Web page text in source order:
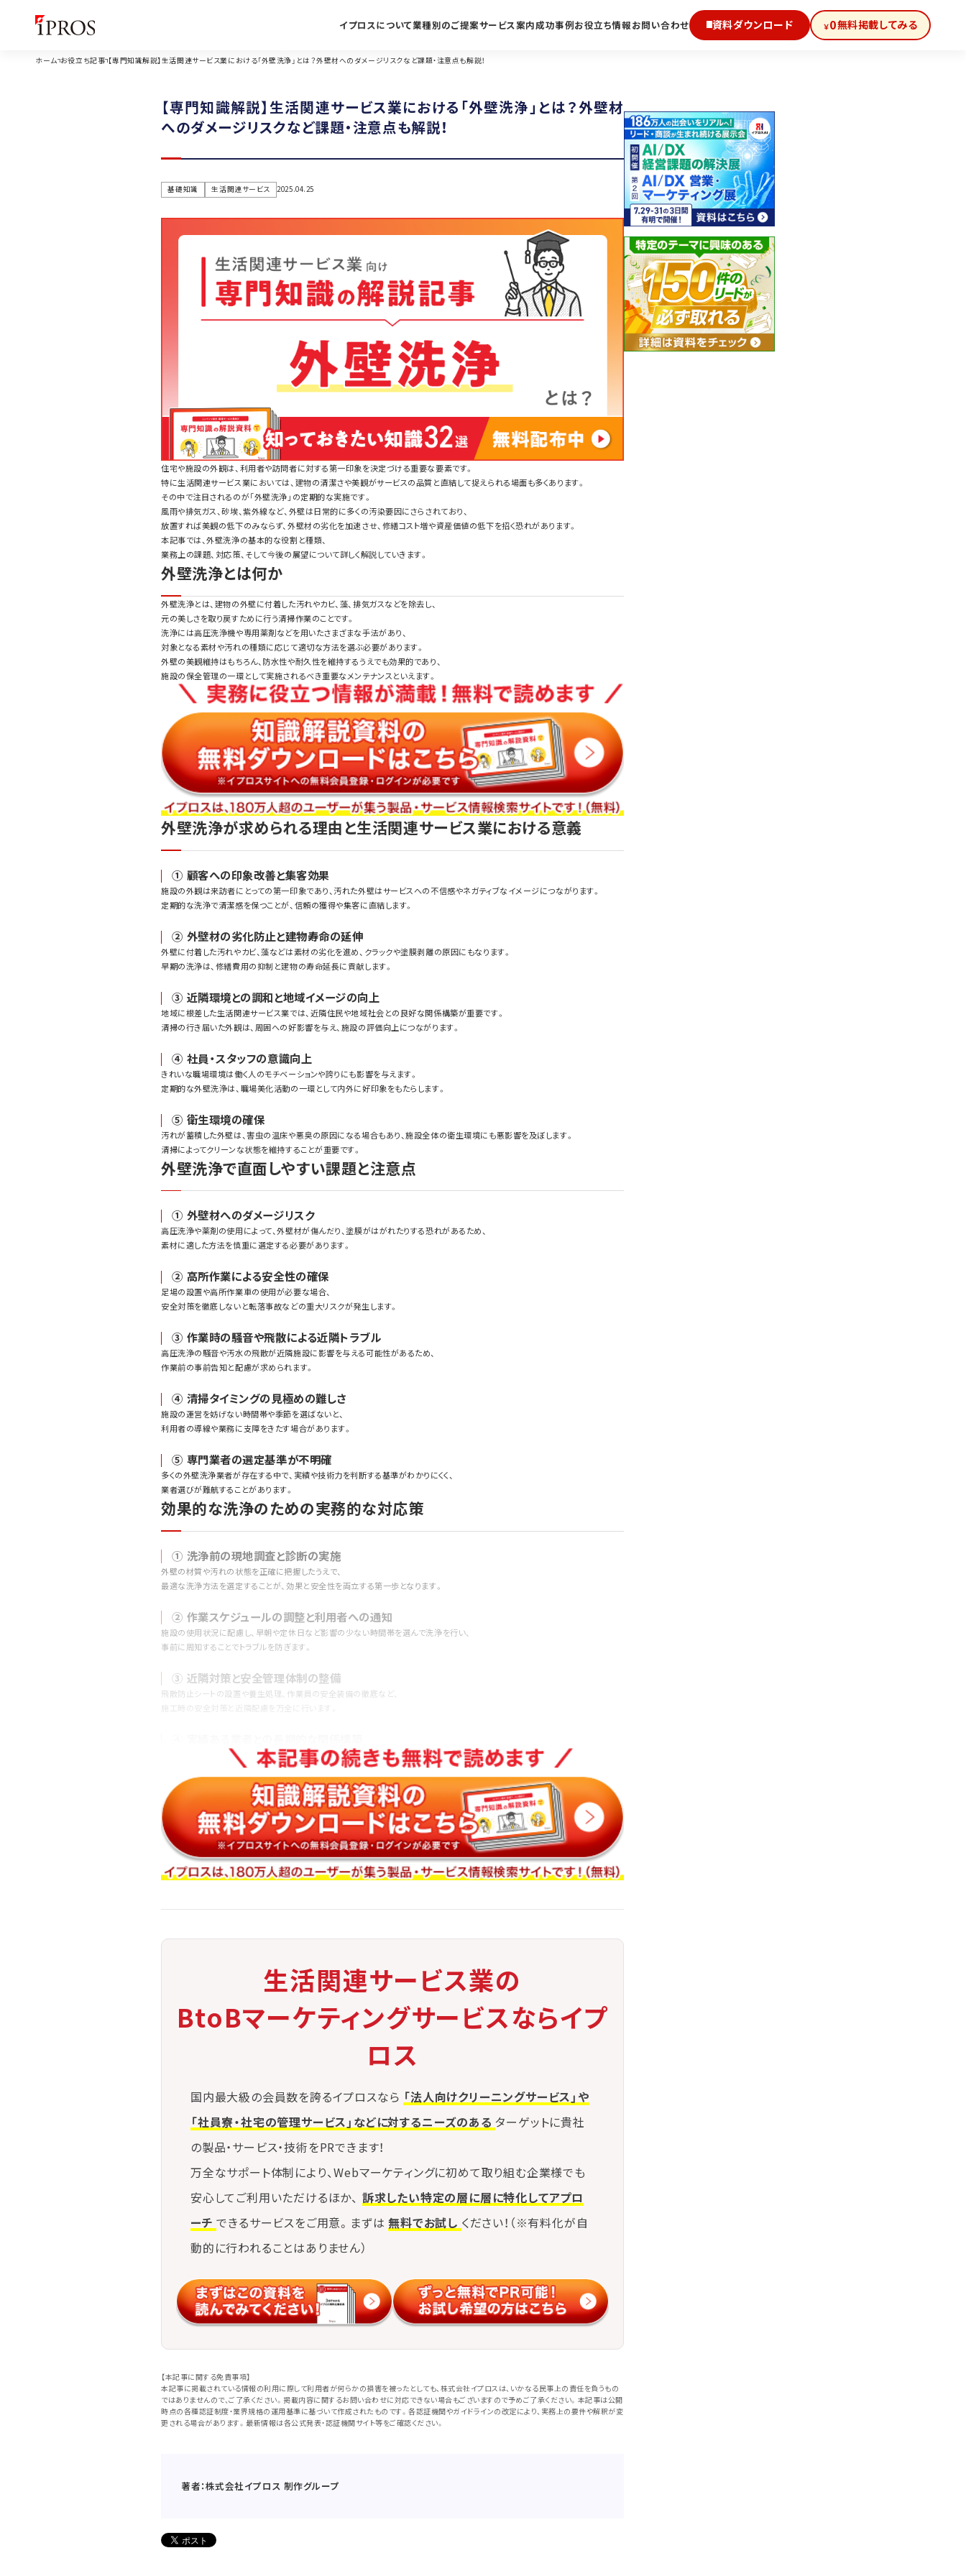
イプロスについて業種別のご提案サービス案内成功事例お役立ち情報お問い合わせ 資料ダウンロード ￥0無料掲載してみる
ホーム お役立ち記事 【専門知識解説】生活関連サービス業における「外壁洗浄」とは？外壁材へのダメージリスクなど課題・注意点も解説！
【専門知識解説】生活関連サービス業における「外壁洗浄」とは？外壁材
へのダメージリスクなど課題・注意点も解説！
基礎知識 生活関連サービス 2025.04.25
住宅や施設の外観は、利用者や訪問者に対する第一印象を決定づける重要な要素です。
特に生活関連サービス業においては、建物の清潔さや美観がサービスの品質と直結して捉えられる場面も多くあります。
その中で注目されるのが「外壁洗浄」の定期的な実施です。
風雨や排気ガス、砂埃、紫外線など、外壁は日常的に多くの汚染要因にさらされており、
放置すれば美観の低下のみならず、外壁材の劣化を加速させ、修繕コスト増や資産価値の低下を招く恐れがあります。
本記事では、外壁洗浄の基本的な役割と種類、
業務上の課題、対応策、そして今後の展望について詳しく解説していきます。
外壁洗浄とは何か
外壁洗浄とは、建物の外壁に付着した汚れやカビ、藻、排気ガスなどを除去し、
元の美しさを取り戻すために行う清掃作業のことです。
洗浄には高圧洗浄機や専用薬剤などを用いたさまざまな手法があり、
対象となる素材や汚れの種類に応じて適切な方法を選ぶ必要があります。
外壁の美観維持はもちろん、防水性や耐久性を維持するうえでも効果的であり、
施設の保全管理の一環として実施されるべき重要なメンテナンスといえます。
外壁洗浄が求められる理由と生活関連サービス業における意義
① 顧客への印象改善と集客効果
施設の外観は来訪者にとっての第一印象であり、汚れた外壁はサービスへの不信感やネガティブなイメージにつながります。
定期的な洗浄で清潔感を保つことが、信頼の獲得や集客に直結します。
② 外壁材の劣化防止と建物寿命の延伸
外壁に付着した汚れやカビ、藻などは素材の劣化を進め、クラックや塗膜剥離の原因にもなります。
早期の洗浄は、修繕費用の抑制と建物の寿命延長に貢献します。
③ 近隣環境との調和と地域イメージの向上
地域に根差した生活関連サービス業では、近隣住民や地域社会との良好な関係構築が重要です。
清掃の行き届いた外観は、周囲への好影響を与え、施設の評価向上につながります。
④ 社員・スタッフの意識向上
きれいな職場環境は働く人のモチベーションや誇りにも影響を与えます。
定期的な外壁洗浄は、職場美化活動の一環として内外に好印象をもたらします。
⑤ 衛生環境の確保
汚れが蓄積した外壁は、害虫の温床や悪臭の原因になる場合もあり、施設全体の衛生環境にも悪影響を及ぼします。
清掃によってクリーンな状態を維持することが重要です。
外壁洗浄で直面しやすい課題と注意点
① 外壁材へのダメージリスク
高圧洗浄や薬剤の使用によって、外壁材が傷んだり、塗膜がはがれたりする恐れがあるため、
素材に適した方法を慎重に選定する必要があります。
② 高所作業による安全性の確保
足場の設置や高所作業車の使用が必要な場合、
安全対策を徹底しないと転落事故などの重大リスクが発生します。
③ 作業時の騒音や飛散による近隣トラブル
高圧洗浄の騒音や汚水の飛散が近隣施設に影響を与える可能性があるため、
作業前の事前告知と配慮が求められます。
④ 清掃タイミングの見極めの難しさ
施設の運営を妨げない時間帯や季節を選ばないと、
利用者の導線や業務に支障をきたす場合があります。
⑤ 専門業者の選定基準が不明確
多くの外壁洗浄業者が存在する中で、実績や技術力を判断する基準がわかりにくく、
業者選びが難航することがあります。
効果的な洗浄のための実務的な対応策
① 洗浄前の現地調査と診断の実施
外壁の材質や汚れの状態を正確に把握したうえで、
最適な洗浄方法を選定することが、効果と安全性を両立する第一歩となります。
② 作業スケジュールの調整と利用者への通知
施設の使用状況に配慮し、早朝や定休日など影響の少ない時間帯を選んで洗浄を行い、
事前に周知することでトラブルを防ぎます。
③ 近隣対策と安全管理体制の整備
飛散防止シートの設置や養生処理、作業員の安全装備の徹底など、
施工時の安全対策と近隣配慮を万全に行います。
価格だけでなく、アフター対応や報告書の精度などを評価し、
信頼できる業者と継続的な契約を結ぶことが、品質維持の近道です。
⑤ 外壁洗浄履歴の記録と定期点検の導入
洗浄の実施履歴や効果を記録し、
次回の最適な洗浄時期やメンテナンス計画に反映させる体制を整えます。
生活関連サービス業の
BtoBマーケティングサービスならイプ
ロス
国内最大級の会員数を誇るイプロスなら 「法人向けクリーニングサービス」や
「社員寮・社宅の管理サービス」などに対するニーズのあるターゲットに貴社
の製品・サービス・技術をPRできます！
万全なサポート体制により、Webマーケティングに初めて取り組む企業様でも
安心してご利用いただけるほか、 訴求したい特定の層に層に特化してアプロ
ーチできるサービスをご用意。まずは無料でお試し ください！（※有料化が自
動的に行われることはありません）
【本記事に関する免責事項】
本記事に掲載されている情報の利用に際して利用者が何らかの損害を被ったとしても、株式会社イプロスは、いかなる民事上の責任を負うもの
ではありませんので、ご了承ください。掲載内容に関するお問い合わせに対応できない場合もございますので予めご了承ください。本記事は公開
時点の各種認証制度・業界規格の運用基準に基づいて作成されたものです。各認証機関やガイドラインの改定により、実務上の要件や解釈が変
更される場合があります。最新情報は各公式発表・認証機関サイト等をご確認ください。
著者：株式会社イプロス 制作グループ